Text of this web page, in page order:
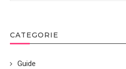
CATEGORIE
Guide